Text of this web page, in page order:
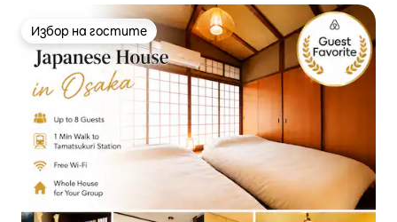
Избор на гостите
Избор на гостите